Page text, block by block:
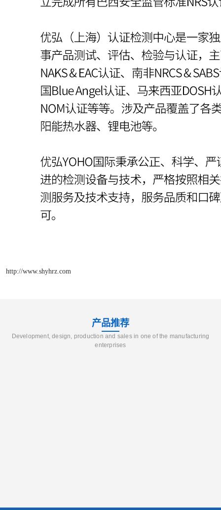
http://www.shyhrz.com
产品推荐
Development, design, production and sales in one of the manufacturing
enterprises